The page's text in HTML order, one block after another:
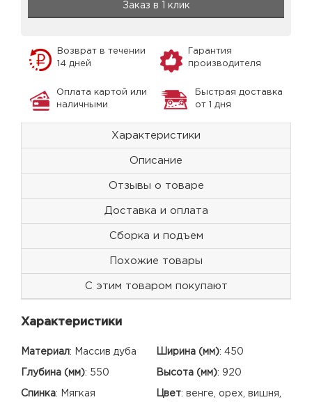
Заказ в 1 клик
Возврат в течении
14 дней
Гарантия
производителя
Оплата картой или
наличными
Быстрая доставка
от 1 дня
Характеристики
Описание
Отзывы о товаре
Доставка и оплата
Сборка и подъем
Похожие товары
С этим товаром покупают
Характеристики
Материал: Массив дуба Ширина (мм): 450
Глубина (мм): 550 Высота (мм): 920
Спинка: Мягкая Цвет: венге, орех, вишня,